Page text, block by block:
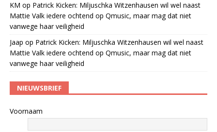
KM op Patrick Kicken: Miljuschka Witzenhausen wil wel naast
Mattie Valk iedere ochtend op Qmusic, maar mag dat niet
vanwege haar veiligheid
Jaap op Patrick Kicken: Miljuschka Witzenhausen wil wel naast
Mattie Valk iedere ochtend op Qmusic, maar mag dat niet
vanwege haar veiligheid
NIEUWSBRIEF
Voornaam